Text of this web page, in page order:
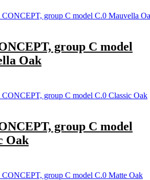
group C model
Oak
group C model
Oak